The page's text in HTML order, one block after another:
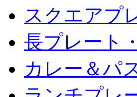
スクエアプ
長プレート
カレー＆パ